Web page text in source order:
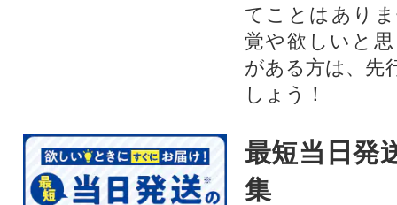
てことはあり
覚や欲しいと
がある方は、先
しょう！
最短当日発
集